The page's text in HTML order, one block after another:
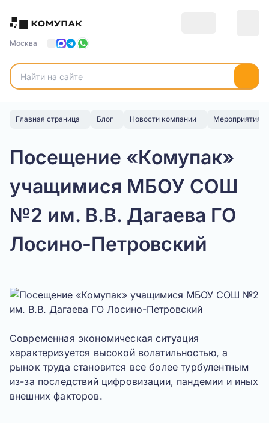
Москва
Главная страница Блог Новости компании Мероприятия
Посещение «Комупак»
учащимися МБОУ СОШ
№2 им. В.В. Дагаева ГО
Лосино-Петровский
Современная экономическая ситуация
характеризуется высокой волатильностью, а
рынок труда становится все более турбулентным
из-за последствий цифровизации, пандемии и иных
внешних факторов.